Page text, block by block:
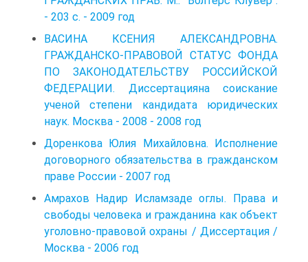
- 203 с. - 2009 год
ВАСИНА КСЕНИЯ АЛЕКСАНДРОВНА.
ГРАЖДАНСКО-ПРАВОВОЙ СТАТУС ФОНДА
ПО ЗАКОНОДАТЕЛЬСТВУ РОССИЙСКОЙ
ФЕДЕРАЦИИ. Диссертацияна соискание
ученой степени кандидата юридических
наук. Москва - 2008 - 2008 год
Доренкова Юлия Михайловна. Исполнение
договорного обязательства в гражданском
праве России - 2007 год
Амрахов Надир Исламзаде оглы. Права и
свободы человека и гражданина как объект
уголовно-правовой охраны / Диссертация /
Москва - 2006 год